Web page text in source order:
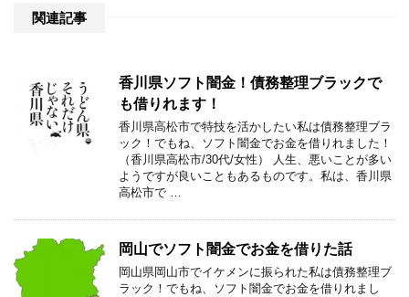
関連記事
香川県ソフト闇金！債務整理ブラックで
も借りれます！
香川県高松市で特技を活かしたい私は債務整理ブラ
ック！でもね、ソフト闇金でお金を借りれました！
（香川県高松市/30代/女性） 人生、悪いことが多い
ようですが良いこともあるものです。私は、香川県
高松市で …
岡山でソフト闇金でお金を借りた話
岡山県岡山市でイケメンに振られた私は債務整理ブ
ラック！でもね、ソフト闇金でお金を借りれまし